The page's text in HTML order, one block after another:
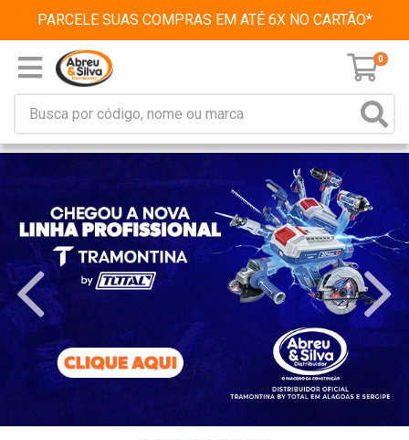
PARCELE SUAS COMPRAS EM ATÉ 6X NO CARTÃO*
0